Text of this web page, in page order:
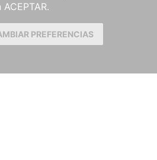
PREFERENCIAS